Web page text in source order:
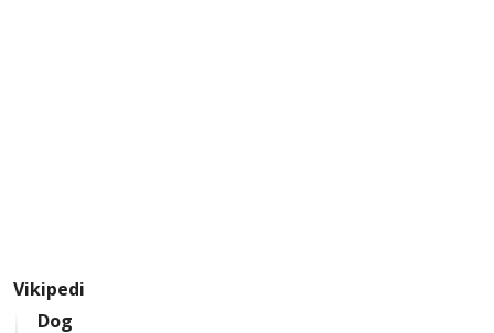
Vikipedi
Dog